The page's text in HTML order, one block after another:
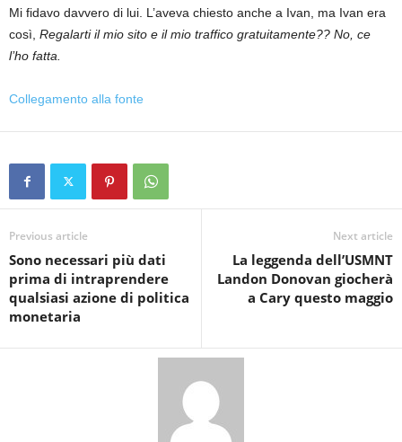
Mi fidavo davvero di lui. L’aveva chiesto anche a Ivan, ma Ivan era
così, Regalarti il ​​mio sito e il mio traffico gratuitamente?? No, ce
l’ho fatta.
Collegamento alla fonte
Previous article
Sono necessari più dati
prima di intraprendere
qualsiasi azione di politica
monetaria
Next article
La leggenda dell’USMNT
Landon Donovan giocherà
a Cary questo maggio